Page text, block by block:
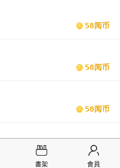
58阅币
58阅币
58阅币
58阅币
書架 會員